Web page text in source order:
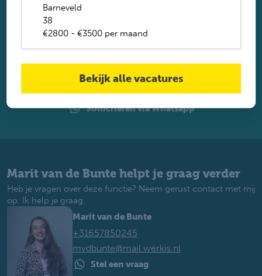
Barneveld
38
€2800 - €3500 per maand
Bekijk alle vacatures
Solliciteer direct
Twijfel je of je geschikt bent? Laat dan toch je gegevens
achter. Met ruim 1.200 vacatures vinden wij voor jou de
perfecte baan. Je krijgt binnen 2 werkdagen reactie.
Solliciteren via Whatsapp
Marit van de Bunte helpt je graag verder
Heb je vragen over deze functie? Neem gerust contact met mij
op. Ik help je graag.
Marit van de Bunte
+31657850245
mvdbunte@mail.werkis.nl
Stel een vraag